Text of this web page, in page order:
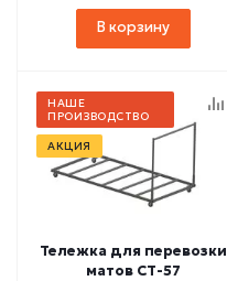
В корзину
НАШЕ
ПРОИЗВОДСТВО
АКЦИЯ
Тележка для перевозки
матов СТ-57